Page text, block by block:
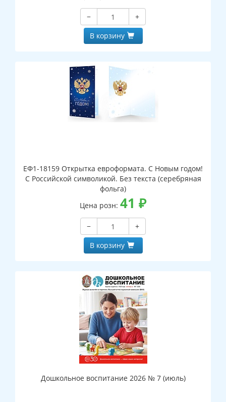
−
+
В корзину
ЕФ1-18159 Открытка евроформата. С Новым годом!
С Российской символикой. Без текста (серебряная
фольга)
Цена розн: 41 ₽
−
+
В корзину
Дошкольное воспитание 2026 № 7 (июль)